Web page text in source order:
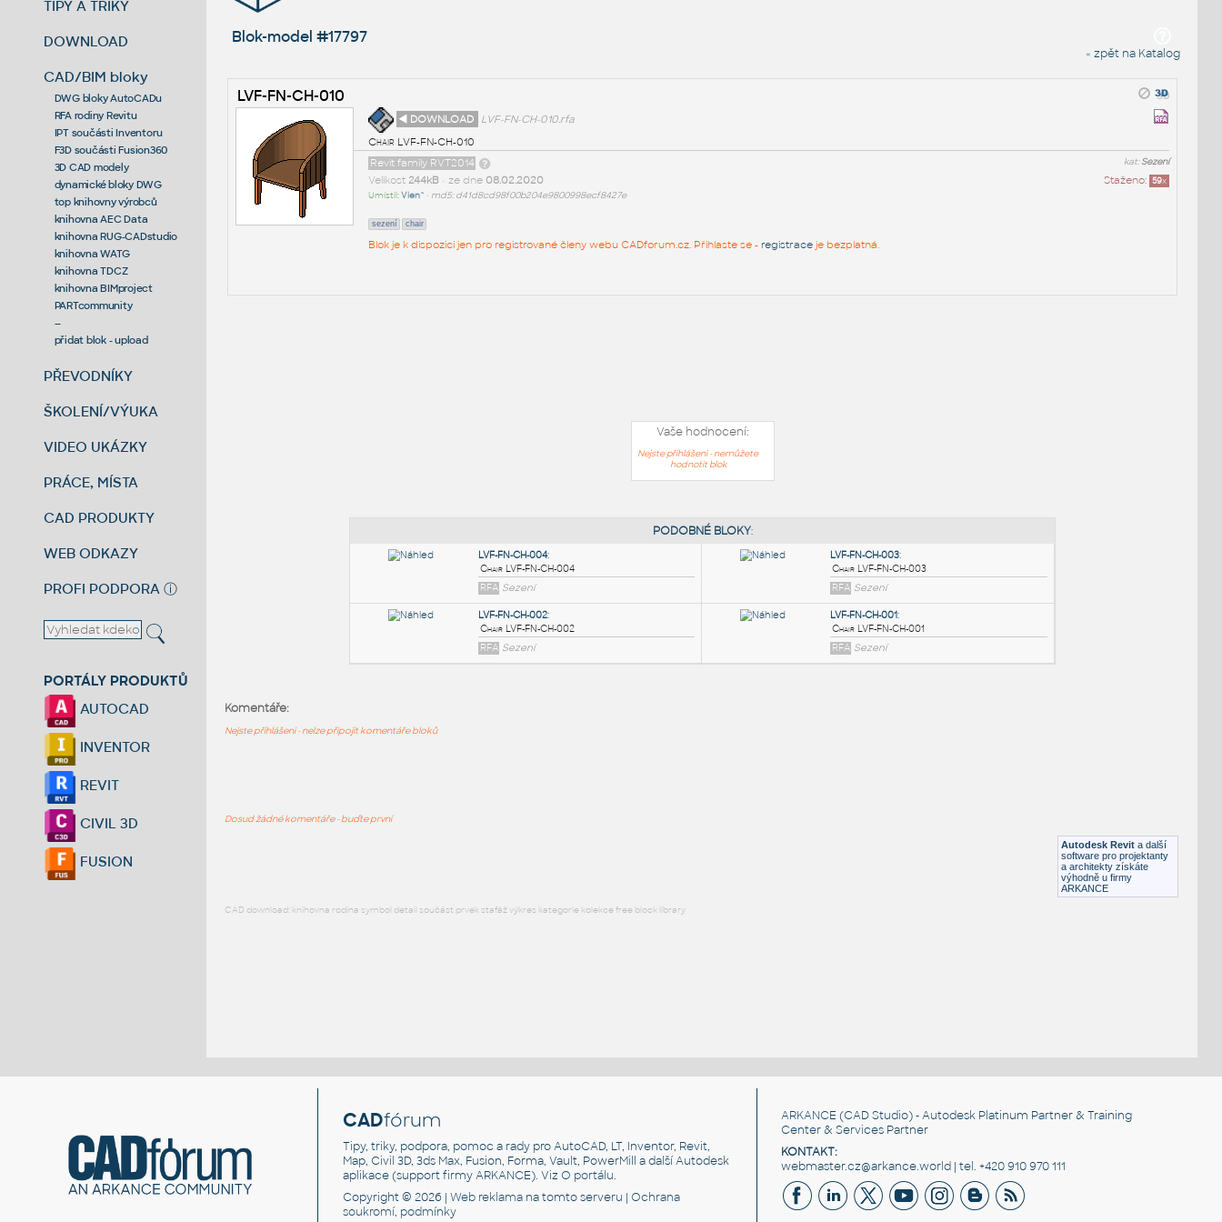
TIPY A TRIKY
DOWNLOAD
CAD/BIM bloky
DWG bloky AutoCADu
RFA rodiny Revitu
IPT součásti Inventoru
F3D součásti Fusion360
3D CAD modely
dynamické bloky DWG
top knihovny výrobců
knihovna AEC Data
knihovna RUG-CADstudio
knihovna WATG
knihovna TDCZ
knihovna BIMproject
PARTcommunity
--
přidat blok - upload
PŘEVODNÍKY
ŠKOLENÍ/VÝUKA
VIDEO UKÁZKY
PRÁCE, MÍSTA
CAD PRODUKTY
WEB ODKAZY
PROFI PODPORA ⓘ
PORTÁLY PRODUKTŮ
AUTOCAD
INVENTOR
REVIT
CIVIL 3D
FUSION
Blok-model #17797
« zpět na Katalog
LVF-FN-CH-010
◄ DOWNLOAD
LVF-FN-CH-010.rfa
Chair LVF-FN-CH-010
kat:Sezení
Revit family RVT2014
Staženo: 59x
Velikost 244kB• ze dne 08.02.2020
Umístil:Vien^ • md5: d41d8cd98f00b204e9800998ecf8427e
sezení chair
Blok je k dispozici jen pro registrované členy webu CADforum.cz. Přihlaste se - registraceje bezplatná.
Vaše hodnocení:
Nejste přihlášeni - nemůžete
hodnotit blok
Autodesk Revit a další
software pro projektanty
a architekty získáte
výhodně u firmy
ARKANCE
Komentáře:
Nejste přihlášeni - nelze připojit komentáře bloků
Dosud žádné komentáře - buďte první
CAD download: knihovna rodina symbol detail součást prvek stafáž výkres kategorie kolekce free block library
CADfórum
Tipy, triky, podpora, pomoc a rady pro AutoCAD, LT, Inventor, Revit,
Map, Civil 3D, 3ds Max, Fusion, Forma, Vault, PowerMill a další Autodesk
aplikace (support firmy ARKANCE). VizO portálu.
Copyright © 2026 |Web reklama na tomto serveru |Ochrana
soukromí, podmínky
ARKANCE (CAD Studio) - Autodesk Platinum Partner & Training
Center & Services Partner
KONTAKT:
webmaster.cz@arkance.world | tel. +420 910 970 111